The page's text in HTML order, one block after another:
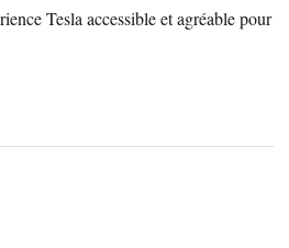
Tesla accessible et agréable pour